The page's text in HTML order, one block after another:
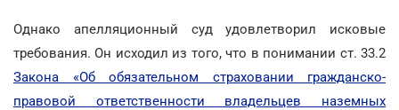
Однако апелляционный суд удовлетворил исковые
требования. Он исходил из того, что в понимании ст. 33.2
Закона «Об обязательном страховании гражданско-
правовой ответственности владельцев наземных